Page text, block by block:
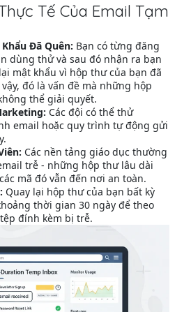
Tế Của Email Tạm
Đã Quên: Bạn có từng đăng
dùng thử và sau đó nhận ra bạn
mật khẩu vì hộp thư của bạn đã
đó là vấn đề mà những hộp
thể giải quyết.
Các đội có thể thử
email hoặc quy trình tự động gửi
Các nền tảng giáo dục thường
trễ - những hộp thư lâu dài
mã đó vẫn đến nơi an toàn.
Quay lại hộp thư của bạn bất kỳ
thời gian 30 ngày để theo
đính kèm bị trễ.